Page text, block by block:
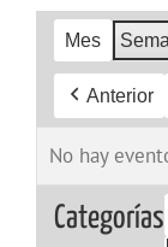
Mes
Anterior
No hay
Categorías